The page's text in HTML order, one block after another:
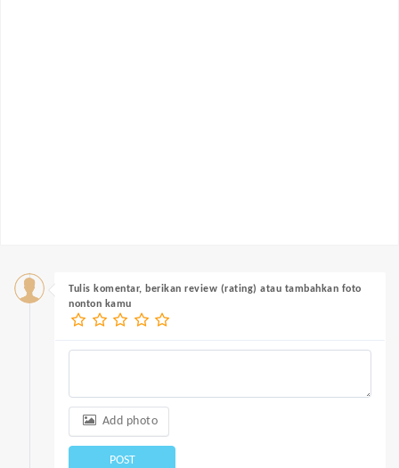
Tulis komentar, berikan review (rating) atau tambahkan foto
nonton kamu
Add photo
POST